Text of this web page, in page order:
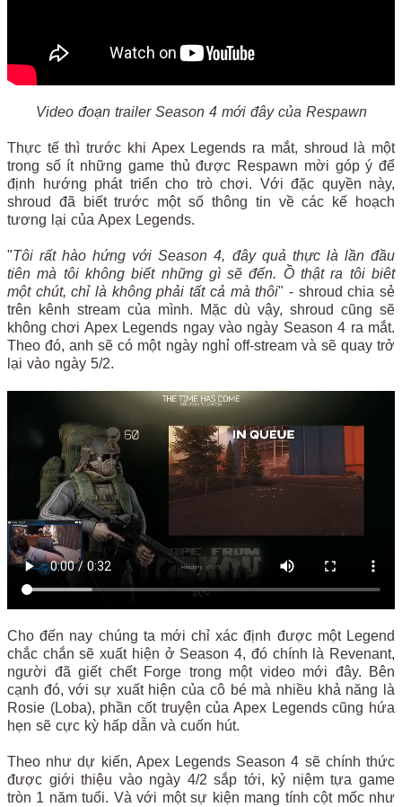
Video đoạn trailer Season 4 mới đây của Respawn
Thực tế thì trước khi Apex Legends ra mắt, shroud là một
trong số ít những game thủ được Respawn mời góp ý để
định hướng phát triển cho trò chơi. Với đặc quyền này,
shroud đã biết trước một số thông tin về các kế hoạch
tương lại của Apex Legends.
"Tôi rất hào hứng với Season 4, đây quả thực là lần đầu
tiên mà tôi không biết những gì sẽ đến. Ồ thật ra tôi biêt
một chút, chỉ là không phải tất cả mà thôi" - shroud chia sẻ
trên kênh stream của mình. Mặc dù vậy, shroud cũng sẽ
không chơi Apex Legends ngay vào ngày Season 4 ra mắt.
Theo đó, anh sẽ có một ngày nghỉ off-stream và sẽ quay trở
lại vào ngày 5/2.
Cho đến nay chúng ta mới chỉ xác định được một Legend
chắc chắn sẽ xuất hiện ở Season 4, đó chính là Revenant,
người đã giết chết Forge trong một video mới đây. Bên
cạnh đó, với sự xuất hiện của cô bé mà nhiều khả năng là
Rosie (Loba), phần cốt truyện của Apex Legends cũng hứa
hẹn sẽ cực kỳ hấp dẫn và cuốn hút.
Theo như dự kiến, Apex Legends Season 4 sẽ chính thức
được giới thiệu vào ngày 4/2 sắp tới, kỷ niệm tựa game
tròn 1 năm tuổi. Và với một sự kiện mang tính cột mốc như